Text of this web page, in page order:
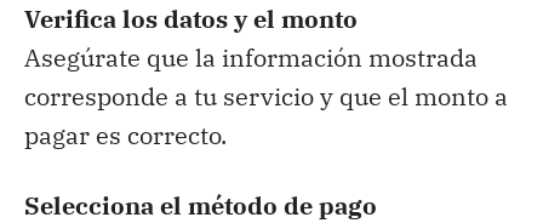
Verifica los datos y el monto
Asegúrate que la información mostrada
corresponde a tu servicio y que el monto a
pagar es correcto.
Selecciona el método de pago